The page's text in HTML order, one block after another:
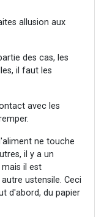
allusion aux
des cas, les
il faut les
avec les
ne touche
il y a un
il est
ustensile. Ceci
d'abord, du papier